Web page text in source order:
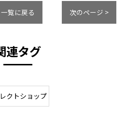
一覧に戻る 次のページ >
連タグ
クトショップ